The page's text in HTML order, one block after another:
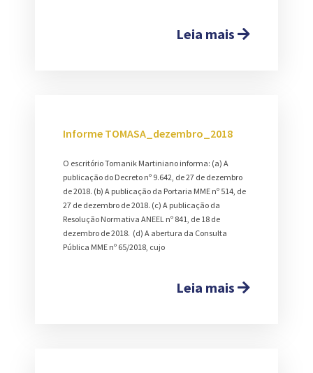
Leia mais
Informe TOMASA_dezembro_2018
O escritório Tomanik Martiniano informa: (a) A
publicação do Decreto nº 9.642, de 27 de dezembro
de 2018. (b) A publicação da Portaria MME nº 514, de
27 de dezembro de 2018. (c) A publicação da
Resolução Normativa ANEEL nº 841, de 18 de
dezembro de 2018. (d) A abertura da Consulta
Pública MME nº 65/2018, cujo
Leia mais